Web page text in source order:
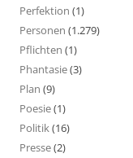
Perfektion (1)
Personen (1.279)
Pflichten (1)
Phantasie(3)
Plan (9)
Poesie(1)
Politik(16)
Presse(2)